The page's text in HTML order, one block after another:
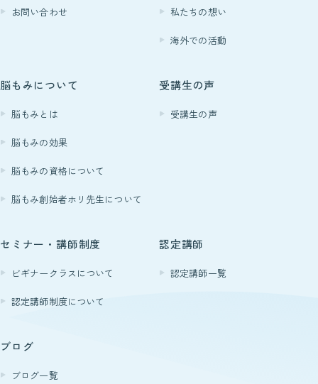
私たちの想い
海外での活動
脳もみについて
脳もみとは
脳もみの効果
脳もみの資格について
脳もみ創始者ホリ先生について
受講生の声
受講生の声
認定講師
認定講師一覧
セミナー・講師制度
ビギナークラスについて
認定講師制度について
ブログ
ブログ一覧
お問い合わせ